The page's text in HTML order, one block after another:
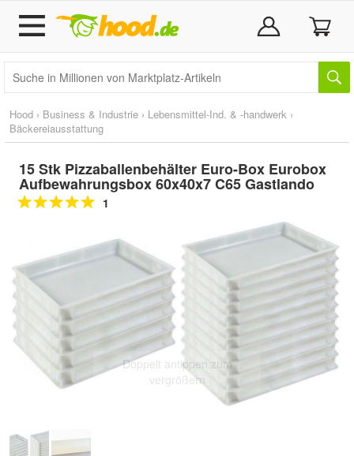
Hood › Business & Industrie › Lebensmittel-Ind. & -handwerk ›
Bäckereiausstattung
15 Stk Pizzaballenbehälter Euro-Box Eurobox
Aufbewahrungsbox 60x40x7 C65 Gastlando
1
Doppelt antippen zum
vergrößern